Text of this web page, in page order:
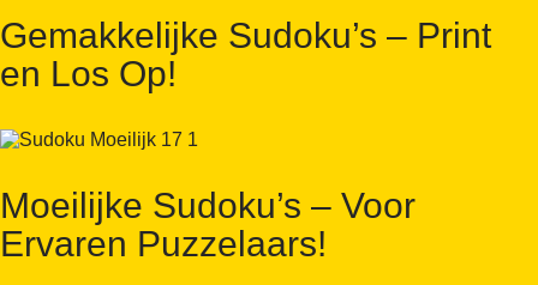
Gemakkelijke Sudoku’s – Print
en Los Op!
Moeilijke Sudoku’s – Voor
Ervaren Puzzelaars!